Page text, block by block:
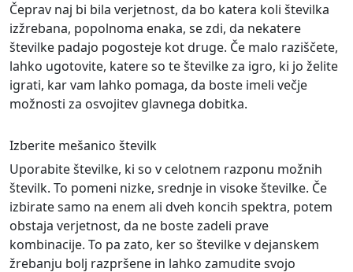
Čeprav naj bi bila verjetnost, da bo katera koli številka
izžrebana, popolnoma enaka, se zdi, da nekatere
številke padajo pogosteje kot druge. Če malo raziščete,
lahko ugotovite, katere so te številke za igro, ki jo želite
igrati, kar vam lahko pomaga, da boste imeli večje
možnosti za osvojitev glavnega dobitka.
Izberite mešanico številk
Uporabite številke, ki so v celotnem razponu možnih
številk. To pomeni nizke, srednje in visoke številke. Če
izbirate samo na enem ali dveh koncih spektra, potem
obstaja verjetnost, da ne boste zadeli prave
kombinacije. To pa zato, ker so številke v dejanskem
žrebanju bolj razpršene in lahko zamudite svojo